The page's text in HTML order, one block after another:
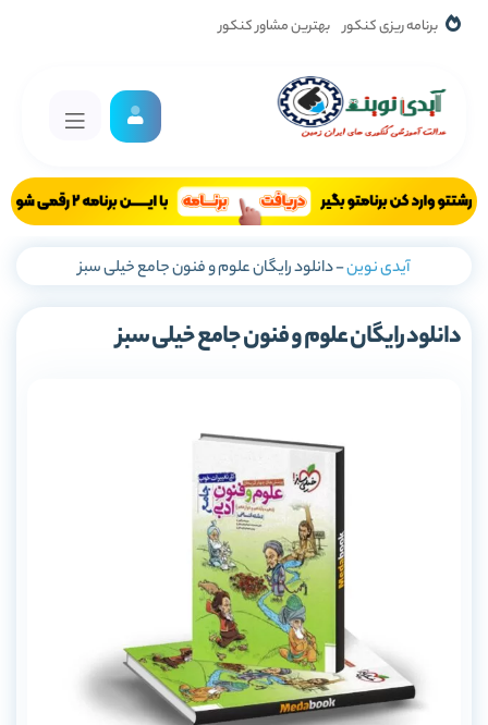
برنامه ریزی کنکور بهترین مشاور کنکور
آیدی نوین-دانلود رایگان علوم و فنون جامع خیلی سبز
دانلود رایگان علوم و فنون جامع خیلی سبز